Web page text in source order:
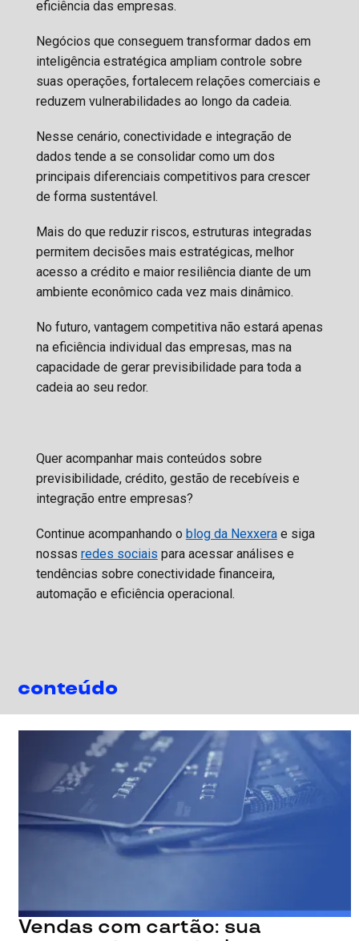
eficiência das empresas.
Negócios que conseguem transformar dados em
inteligência estratégica ampliam controle sobre
suas operações, fortalecem relações comerciais e
reduzem vulnerabilidades ao longo da cadeia.
Nesse cenário, conectividade e integração de
dados tende a se consolidar como um dos
principais diferenciais competitivos para crescer
de forma sustentável.
Mais do que reduzir riscos, estruturas integradas
permitem decisões mais estratégicas, melhor
acesso a crédito e maior resiliência diante de um
ambiente econômico cada vez mais dinâmico.
No futuro, vantagem competitiva não estará apenas
na eficiência individual das empresas, mas na
capacidade de gerar previsibilidade para toda a
cadeia ao seu redor.
Quer acompanhar mais conteúdos sobre
previsibilidade, crédito, gestão de recebíveis e
integração entre empresas?
Continue acompanhando o blog da Nexxerae siga
nossas redes sociais para acessar análises e
tendências sobre conectividade financeira,
automação e eficiência operacional.
conteúdo
Vendas com cartão: sua